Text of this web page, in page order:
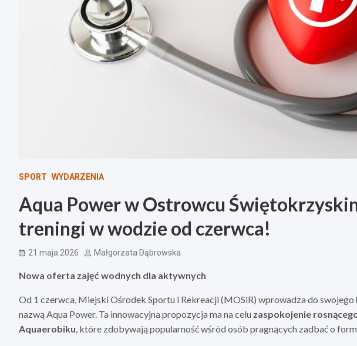
SPORT WYDARZENIA
Aqua Power w Ostrowcu
treningi w wodzie od czerwca!
21 maja 2026 Małgorzata Dąbrowska
Nowa oferta zajęć wodnych dla aktywnych
Od 1 czerwca, Miejski Ośrodek Sportu i Rekreacji (MOSiR) wprowadza do
nazwą Aqua Power. Ta innowacyjna propozycja ma na celu zaspokojenie
Aquaerobiku, które zdobywają popularność wśród osób pragnących zadbać o